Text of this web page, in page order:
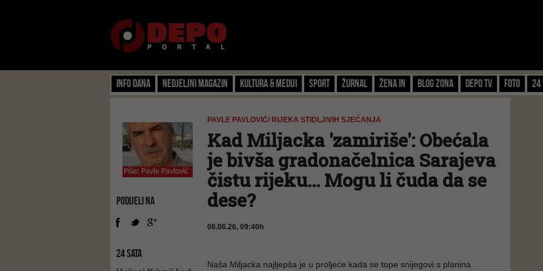
Info dana Nedjeljni magazin Kultura & Mediji Sport Žurnal Žena IN Blog zona Depo TV FOTO 24
Piše: Pavle Pavlović
PODIJELI NA
24 SATA
PAVLE PAVLOVIĆ/ RIJEKA STIDLJIVIH SJEĆANJA
Kad Miljacka 'zamiriše': Obećala
je bivša gradonačelnica Sarajeva
čistu rijeku... Mogu li čuda da se
dese?
06.06.26, 09:40h
Naša Miljacka najljepša je u proljeće kada se tope snijegovi s planina